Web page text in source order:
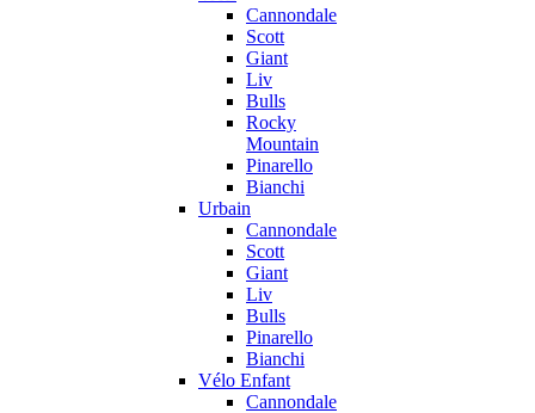
Cannondale
Scott
Giant
Liv
Bulls
Rocky
Mountain
Pinarello
Bianchi
Urbain
Cannondale
Scott
Giant
Liv
Bulls
Pinarello
Bianchi
Vélo Enfant
Cannondale